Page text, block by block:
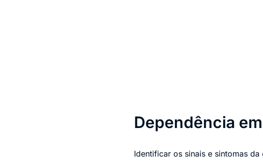
Dependência
Identificar os sinais e sintomas